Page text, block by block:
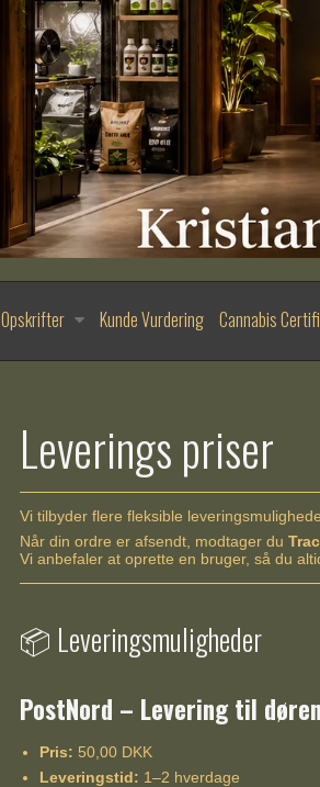
Opskrifter Kunde Vurdering Cannabis
Leverings priser
Vi tilbyder flere fleksible
Når din ordre er afsendt, modtager du
Vi anbefaler at oprette en bruger, så du
📦 Leveringsmuligheder
PostNord – Levering til døren
Pris: 50,00 DKK
Leveringstid: 1–2 hverdage